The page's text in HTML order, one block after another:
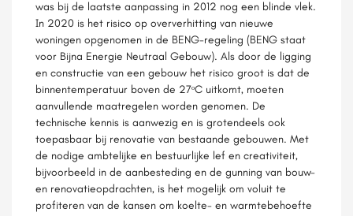
was bij de laatste aanpassing in 2012 nog een blinde vlek.
In 2020 is het risico op oververhitting van nieuwe
woningen opgenomen in de BENG-regeling (BENG staat
voor Bijna Energie Neutraal Gebouw). Als door de ligging
en constructie van een gebouw het risico groot is dat de
binnentemperatuur boven de 27ᵒC uitkomt, moeten
aanvullende maatregelen worden genomen. De
technische kennis is aanwezig en is grotendeels ook
toepasbaar bij renovatie van bestaande gebouwen. Met
de nodige ambtelijke en bestuurlijke lef en creativiteit,
bijvoorbeeld in de aanbesteding en de gunning van bouw-
en renovatieopdrachten, is het mogelijk om voluit te
profiteren van de kansen om koelte- en warmtebehoefte